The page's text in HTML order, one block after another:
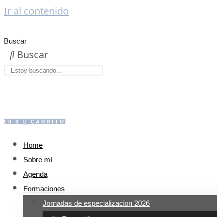
Ir al contenido
Buscar
Buscar
€ 0 0 CARRITO
Home
Sobre mí
Agenda
Formaciones
Jornadas de especializacion 2026